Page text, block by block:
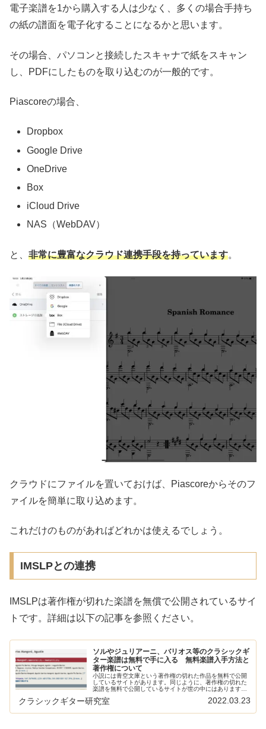
電子楽譜を1から購入する人は少なく、多くの場合手持ち
の紙の譜面を電子化することになるかと思います。
その場合、パソコンと接続したスキャナで紙をスキャン
し、PDFにしたものを取り込むのが一般的です。
Piascoreの場合、
Dropbox
Google Drive
OneDrive
Box
iCloud Drive
NAS（WebDAV）
と、 非常に豊富なクラウド連携手段を持っています。
クラウドにファイルを置いておけば、Piascoreからそのフ
ァイルを簡単に取り込めます。
これだけのものがあればどれかは使えるでしょう。
IMSLPとの連携
IMSLPは著作権が切れた楽譜を無償で公開されているサイ
トです。詳細は以下の記事を参照ください。
ソルやジュリアーニ、バリオス等のクラシックギ
ター楽譜は無料で手に入る 無料楽譜入手方法と
著作権について
小説には青空文庫という著作権の切れた作品を無料で公開
しているサイトがあります。同じように、著作権の切れた
楽譜を無料で公開しているサイトが世の中にはあります。
無料で公開しているページと著作権について紹介します。
クラシックギターの楽譜の買い方に...
クラシックギター研究室 2022.03.23